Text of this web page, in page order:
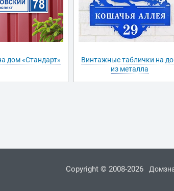
дом «Стандарт»
Винтажные таблички на
из металла
Copyright © 2008-2026